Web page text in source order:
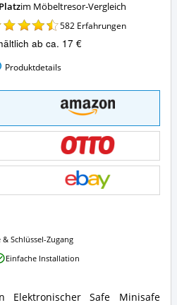
im Möbeltresor-Vergleich
582 Erfahrungen
ab ca. 17 €
Produktdetails
Elektronischer Safe Minisafe
& Schlüssel-Zugang
Einfache Installation